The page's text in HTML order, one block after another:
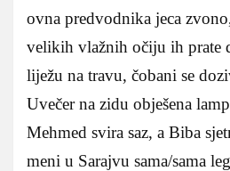
ovna predvodnika jeca
velikih vlažnih očiju ih prate
liježu na travu, čobani se
Uvečer na zidu obješena
Mehmed svira saz, a Biba
meni u Sarajvu sama/sama